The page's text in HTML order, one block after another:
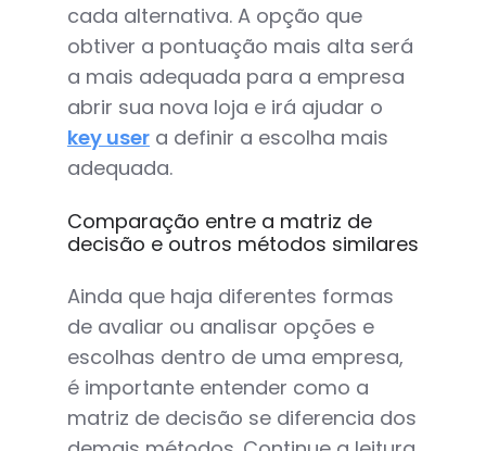
cada alternativa. A opção que
obtiver a pontuação mais alta será
a mais adequada para a empresa
abrir sua nova loja e irá ajudar o
key user a definir a escolha mais
adequada.
Comparação entre a matriz de
decisão e outros métodos similares
Ainda que haja diferentes formas
de avaliar ou analisar opções e
escolhas dentro de uma empresa,
é importante entender como a
matriz de decisão se diferencia dos